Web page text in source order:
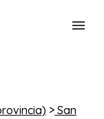
> San